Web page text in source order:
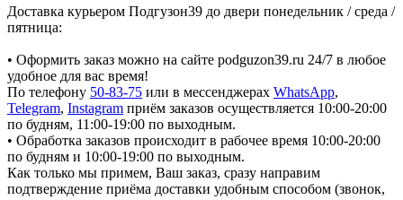
Доставка курьером Подгузон39 до двери понедельник / среда /
пятница:
• Оформить заказ можно на сайте podguzon39.ru 24/7 в любое
удобное для вас время!
По телефону 50-83-75 или в мессенджерах WhatsApp,
Telegram, Instagram приём заказов осуществляется 10:00-20:00
по будням, 11:00-19:00 по выходным.
• Обработка заказов происходит в рабочее время 10:00-20:00
по будням и 10:00-19:00 по выходным.
Как только мы примем, Ваш заказ, сразу направим
подтверждение приёма доставки удобным способом (звонок,